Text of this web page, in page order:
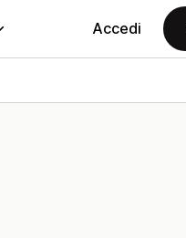
Accedi